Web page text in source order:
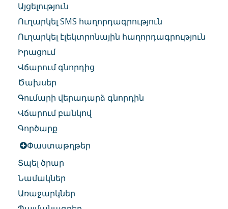
Այցելություն
Ուղարկել SMS հաղորդագրություն
Ուղարկել էլեկտրոնային հաղորդագրություն
Իրացում
Վճարում գնորդից
Ծախսեր
Գումարի վերադարձ գնորդին
Վճարում բանկով
Գործարք
Փաստաթղթեր
Տպել ծրար
Նամակներ
Առաջարկներ